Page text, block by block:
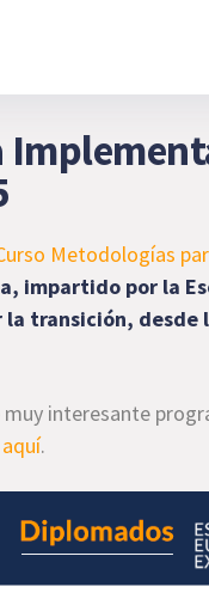
Metodologías
impartido por la
transición, desde
interesante
.